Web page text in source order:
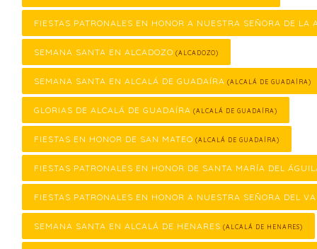
FIESTAS PATRONALES EN HONOR A NUESTRA SEÑORA DE LA
SEMANA SANTA EN ALCADOZO (ALCADOZO)
SEMANA SANTA EN ALCALÁ DE GUADAÍRA (ALCALÁ DE GUADAÍRA)
GLORIAS DE ALCALÁ DE GUADAÍRA (ALCALÁ DE GUADAÍRA)
FIESTAS EN HONOR DE SAN MATEO (ALCALÁ DE GUADAÍRA)
FIESTAS PATRONALES EN HONOR DE SANTA MARÍA DEL
FIESTAS PATRONALES EN HONOR A NUESTRA SEÑORA DEL
SEMANA SANTA EN ALCALÁ DE HENARES (ALCALÁ DE HENARES)